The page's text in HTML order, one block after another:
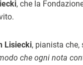
, che la
Lisiecki, pianista che,
che ogni nota